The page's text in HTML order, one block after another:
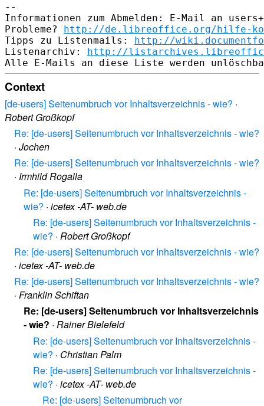
--
Informationen zum Abmelden: E-Mail an
Probleme? http://de.libreoffice.org/hilfe-
Tipps zu Listenmails: http://
Listenarchiv: http://
Context
[de-users] Seitenumbruch vor Inhaltsverzeichnis - wie? ·
Robert Großkopf
Re: [de-users] Seitenumbruch vor Inhaltsverzeichnis - wie?
· Jochen
Re: [de-users] Seitenumbruch vor Inhaltsverzeichnis - wie?
· Irmhild Rogalla
Re: [de-users] Seitenumbruch vor Inhaltsverzeichnis -
wie? · icetex -AT- web.de
Re: [de-users] Seitenumbruch vor Inhaltsverzeichnis -
wie? · Robert Großkopf
Re: [de-users] Seitenumbruch vor Inhaltsverzeichnis - wie?
· icetex -AT- web.de
Re: [de-users] Seitenumbruch vor Inhaltsverzeichnis - wie?
· Franklin Schiftan
Re: [de-users] Seitenumbruch vor Inhaltsverzeichnis
- wie? · Rainer Bielefeld
Re: [de-users] Seitenumbruch vor Inhaltsverzeichnis -
wie? · Christian Palm
Re: [de-users] Seitenumbruch vor Inhaltsverzeichnis -
wie? · icetex -AT- web.de
Re: [de-users] Seitenumbruch vor